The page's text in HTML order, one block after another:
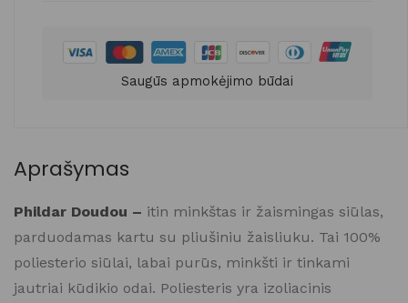
Saugūs apmokėjimo būdai
Aprašymas
Phildar Doudou – itin minkštas ir žaismingas siūlas,
parduodamas kartu su pliušiniu žaisliuku. Tai 100%
poliesterio siūlai, labai purūs, minkšti ir tinkami
jautriai kūdikio odai. Poliesteris yra izoliacinis